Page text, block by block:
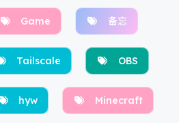
Game 备忘
Tailscale OBS
hyw Minecraft